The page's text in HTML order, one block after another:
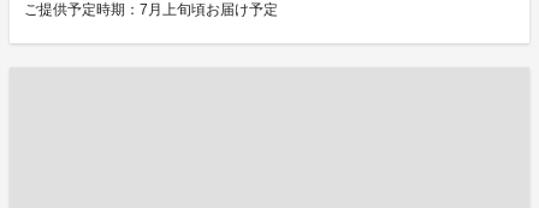
ご提供予定時期：7月上旬頃お届け予定